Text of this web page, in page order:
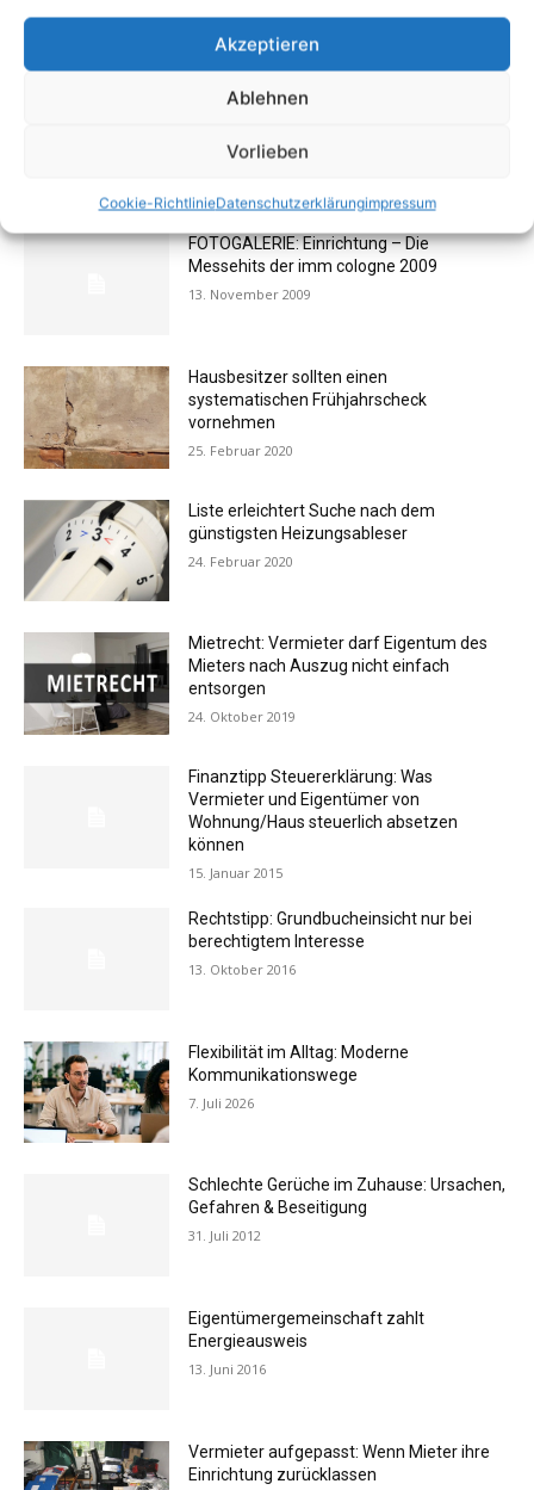
Akzeptieren
Ablehnen
Vorlieben
Cookie-RichtlinieDatenschutzerklärungimpressum
FOTOGALERIE: Einrichtung – Die
Messehits der imm cologne 2009
13. November 2009
Hausbesitzer sollten einen
systematischen Frühjahrscheck
vornehmen
25. Februar 2020
Liste erleichtert Suche nach dem
günstigsten Heizungsableser
24. Februar 2020
Mietrecht: Vermieter darf Eigentum des
Mieters nach Auszug nicht einfach
entsorgen
24. Oktober 2019
Finanztipp Steuererklärung: Was
Vermieter und Eigentümer von
Wohnung/Haus steuerlich absetzen
können
15. Januar 2015
Rechtstipp: Grundbucheinsicht nur bei
berechtigtem Interesse
13. Oktober 2016
Flexibilität im Alltag: Moderne
Kommunikationswege
7. Juli 2026
Schlechte Gerüche im Zuhause: Ursachen,
Gefahren & Beseitigung
31. Juli 2012
Eigentümergemeinschaft zahlt
Energieausweis
13. Juni 2016
Vermieter aufgepasst: Wenn Mieter ihre
Einrichtung zurücklassen